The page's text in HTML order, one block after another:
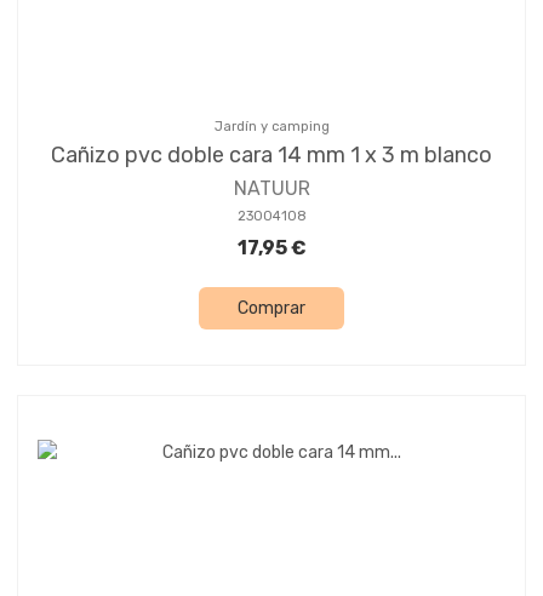
Jardín y camping
Cañizo pvc doble cara 14 mm 1 x 3 m blanco
NATUUR
23004108
17,95 €
Comprar